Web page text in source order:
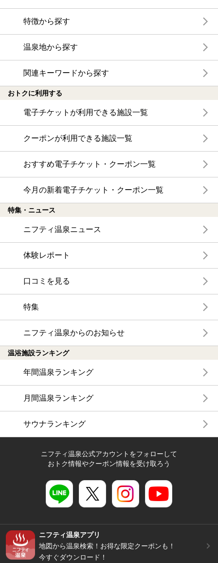
特徴から探す
温泉地から探す
関連キーワードから探す
おトクに利用する
電子チケットが利用できる施設一覧
クーポンが利用できる施設一覧
おすすめ電子チケット・クーポン一覧
今月の新着電子チケット・クーポン一覧
特集・ニュース
ニフティ温泉ニュース
体験レポート
口コミを見る
特集
ニフティ温泉からのお知らせ
温浴施設ランキング
年間温泉ランキング
月間温泉ランキング
サウナランキング
ニフティ温泉公式アカウントをフォローして
おトク情報やクーポン情報を受け取ろう
ニフティ温泉アプリ
地図から温泉検索！お得な限定クーポンも！
今すぐダウンロード！